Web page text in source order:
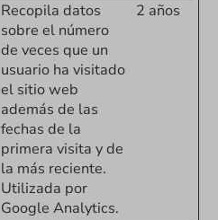
Recopila datos
sobre el número
de veces que un
usuario ha visitado
el sitio web
además de las
fechas de la
primera visita y de
la más reciente.
Utilizada por
Google Analytics.
2 años